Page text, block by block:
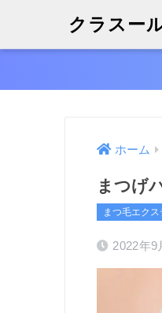
クラスー
ホーム
まつげ
まつ毛エク
2022年9